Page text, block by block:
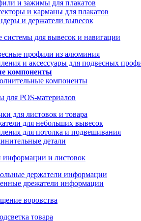
и зажимы для плакатов
и карманы для плакатов
и держатели вывесок
системы для вывесок и навигации
профили из алюминия
и аксессуары для подвесных
компоненты
компоненты
для POS-материалов
для листовок и товара
для небольших вывесок
для потолка и подвешивания
детали
информации и листовок
держатели информации
дрежатели информации
воровства
товара